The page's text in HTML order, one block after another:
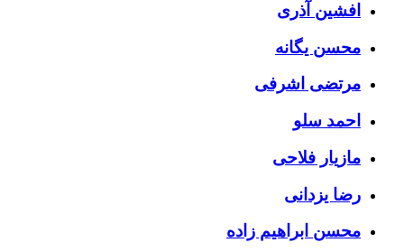
افشین آذری
محسن یگانه
مرتضی اشرفی
احمد سلو
مازیار فلاحی
رضا یزدانی
محسن ابراهیم زاده